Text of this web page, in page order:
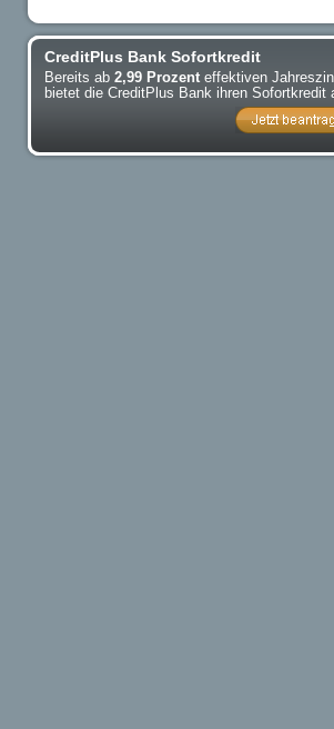
CreditPlus Bank Sofortkredit
Bereits ab 2,99 Prozent effektiven
bietet die CreditPlus Bank ihren Sofortkredit